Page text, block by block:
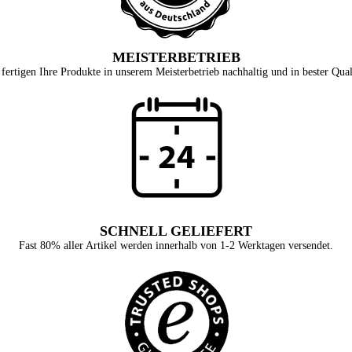
MEISTERBETRIEB
Ihre Produkte in unserem Meisterbetrieb nachhaltig und in bester
SCHNELL GELIEFERT
Fast 80% aller Artikel werden innerhalb von 1-2 Werktagen versendet.